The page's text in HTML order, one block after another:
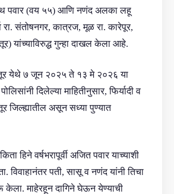
पवार (वय ५५) आणि नणंद अलका लहू
संतोषनगर, कात्रज, मूळ रा. कारेपूर,
यांच्याविरुद्ध गुन्हा दाखल केला आहे.
येथे ७ जून २०२५ ते १३ मे २०२६ या
दिलेल्या माहितीनुसार, फिर्यादी व
जिल्ह्यातील असून सध्या पुण्यात
हिने वर्षभरापूर्वी अजित पवार याच्याशी
विवाहानंतर पती, सासू व नणंद यांनी तिचा
माहेरहून दागिने घेऊन येण्याची